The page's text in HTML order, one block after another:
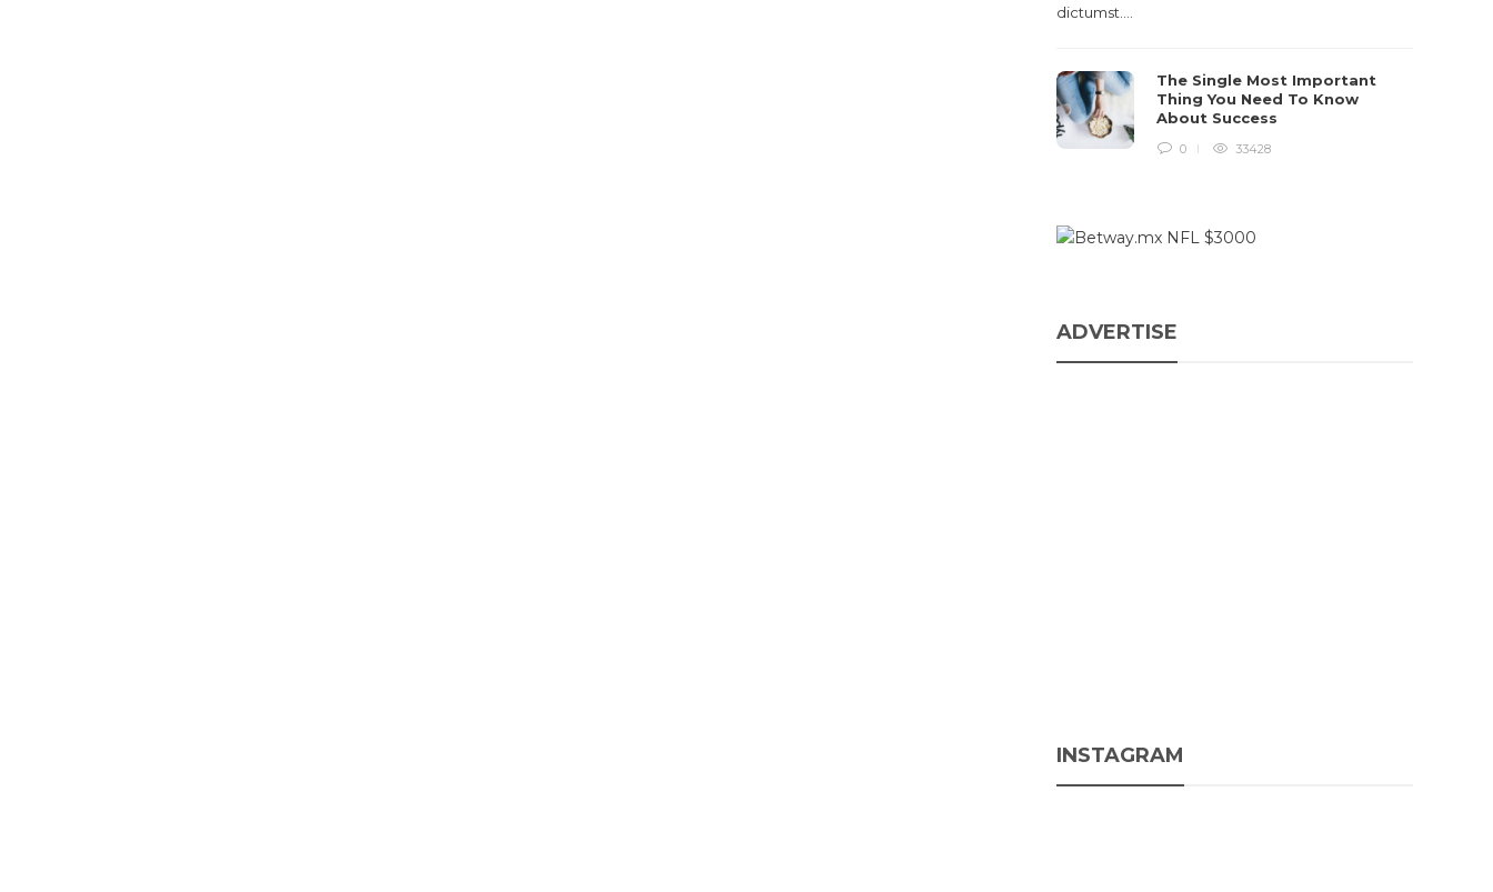
dictumst….
The Single Most Important
Thing You Need To Know
About Success
0 33428
ADVERTISE
INSTAGRAM